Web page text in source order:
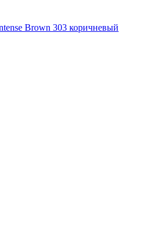
Brown 303 коричневый